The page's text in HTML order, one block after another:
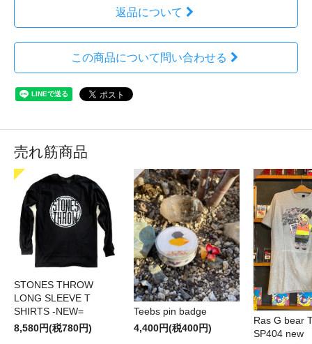
返品について
この商品について問い合わせる
売れ筋商品
STONES THROW
LONG SLEEVE T
SHIRTS -NEW=
8,580円(税780円)
Teebs pin badge
4,400円(税400円)
Ras G bear
SP404 new